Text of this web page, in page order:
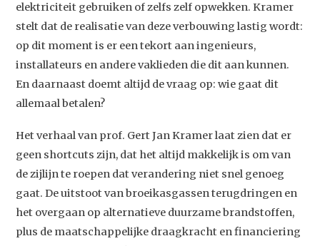
elektriciteit gebruiken of zelfs zelf opwekken. Kramer
stelt dat de realisatie van deze verbouwing lastig wordt:
op dit moment is er een tekort aan ingenieurs,
installateurs en andere vaklieden die dit aan kunnen.
En daarnaast doemt altijd de vraag op: wie gaat dit
allemaal betalen?
Het verhaal van prof. Gert Jan Kramer laat zien dat er
geen shortcuts zijn, dat het altijd makkelijk is om van
de zijlijn te roepen dat verandering niet snel genoeg
gaat. De uitstoot van broeikasgassen terugdringen en
het overgaan op alternatieve duurzame brandstoffen,
plus de maatschappelijke draagkracht en financiering